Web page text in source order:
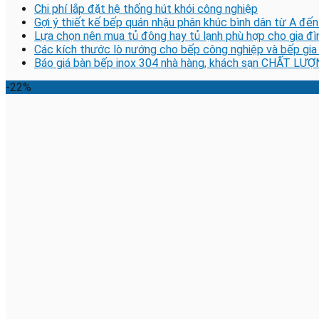
Chi phí lắp đặt hệ thống hút khói công nghiệp
Gợi ý thiết kế bếp quán nhậu phân khúc bình dân từ A
Lựa chọn nên mua tủ đông hay tủ lạnh phù hợp cho gia
Các kích thước lò nướng cho bếp công nghiệp và bếp
Báo giá bàn bếp inox 304 nhà hàng, khách sạn CHẤT
-22%